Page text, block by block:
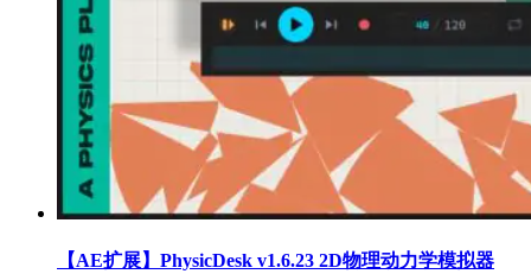
【AE扩展】PhysicDesk v1.6.23 2D物理动力学模拟器